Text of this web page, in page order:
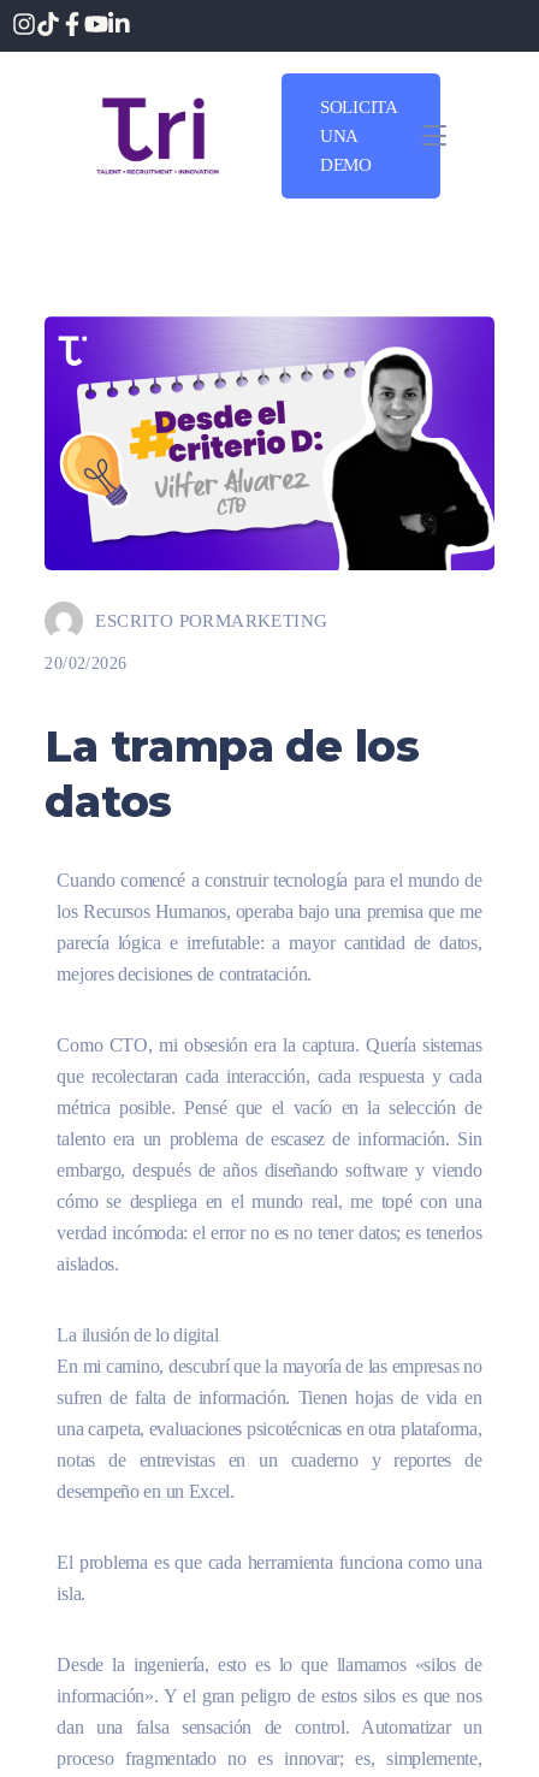
SOLICITA
UNA
DEMO
ESCRITO PORMARKETING
20/02/2026
La trampa de los
datos
Cuando comencé a construir tecnología para el mundo de
los Recursos Humanos, operaba bajo una premisa que me
parecía lógica e irrefutable: a mayor cantidad de datos,
mejores decisiones de contratación.
Como CTO, mi obsesión era la captura. Quería sistemas
que recolectaran cada interacción, cada respuesta y cada
métrica posible. Pensé que el vacío en la selección de
talento era un problema de escasez de información. Sin
embargo, después de años diseñando software y viendo
cómo se despliega en el mundo real, me topé con una
verdad incómoda: el error no es no tener datos; es tenerlos
aislados.
La ilusión de lo digital
En mi camino, descubrí que la mayoría de las empresas no
sufren de falta de información. Tienen hojas de vida en
una carpeta, evaluaciones psicotécnicas en otra plataforma,
notas de entrevistas en un cuaderno y reportes de
desempeño en un Excel.
El problema es que cada herramienta funciona como una
isla.
Desde la ingeniería, esto es lo que llamamos «silos de
información». Y el gran peligro de estos silos es que nos
dan una falsa sensación de control. Automatizar un
proceso fragmentado no es innovar; es, simplemente,